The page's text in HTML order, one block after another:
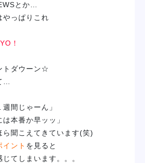
とか…
やっぱりこれ
！
トダウーン☆
…
週間じゃーん」
は本番か早ッッ」
ら聞こえてきています(笑)
イント を見ると
てしまいます。。。